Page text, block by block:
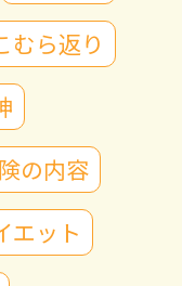
むら返り
の内容
エット